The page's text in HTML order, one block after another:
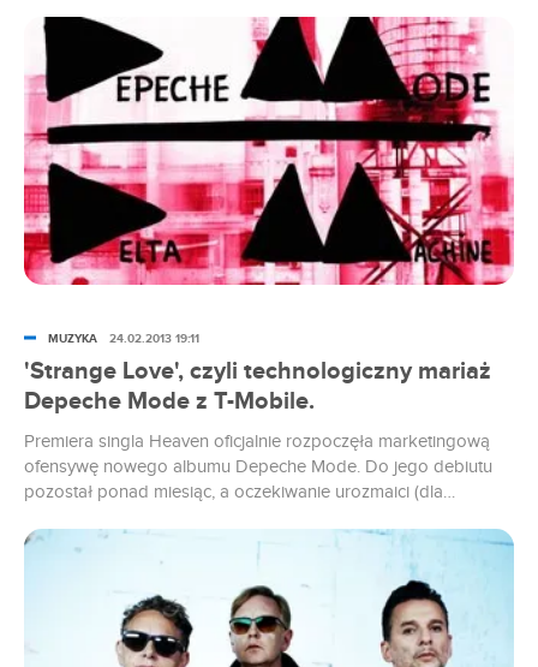
bardziej jeśli recenzuje się kolejną słabą płytę mistrzów.
'Strange Love', czyli technologiczny mariaż
Depeche Mode z T-Mobile.
Premiera singla Heaven oficjalnie rozpoczęła marketingową
ofensywę nowego albumu Depeche Mode. Do jego debiutu
pozostał ponad miesiąc, a oczekiwanie urozmaici (dla
współpracy z zespołem.
MUZYKA 24.02.2013 19:11